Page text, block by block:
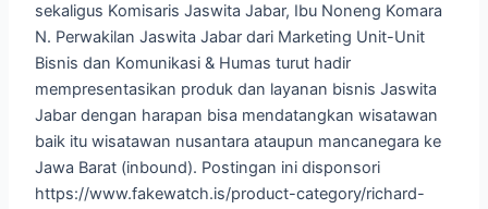
sekaligus Komisaris Jaswita Jabar, Ibu Noneng Komara
N. Perwakilan Jaswita Jabar dari Marketing Unit-Unit
Bisnis dan Komunikasi & Humas turut hadir
mempresentasikan produk dan layanan bisnis Jaswita
Jabar dengan harapan bisa mendatangkan wisatawan
baik itu wisatawan nusantara ataupun mancanegara ke
Jawa Barat (inbound). Postingan ini disponsori
https://www.fakewatch.is/product-category/richard-